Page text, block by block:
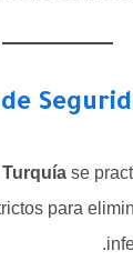
Turquíase
para